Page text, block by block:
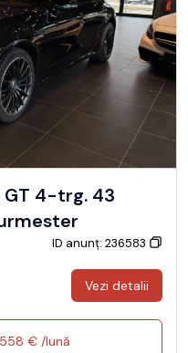
GT 4-trg. 43
HeadUp 360 Burmester
ID anunț: 236583
Vezi detalii
€ /lună